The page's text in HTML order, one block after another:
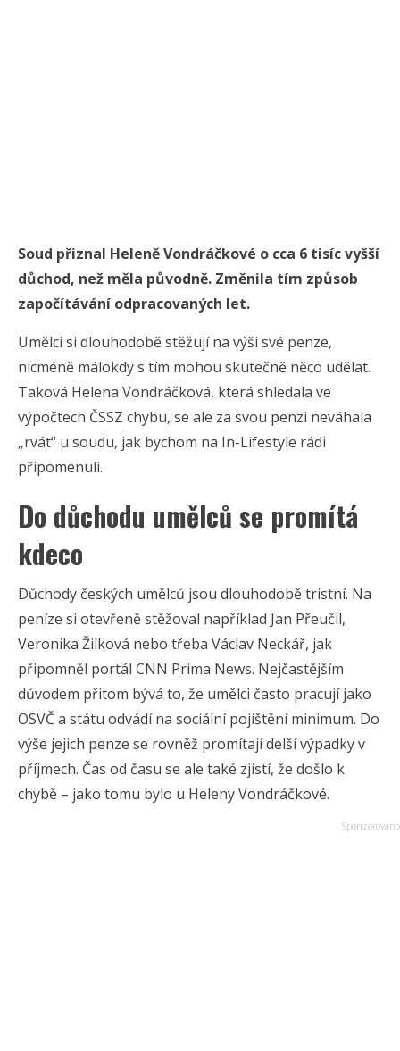
Soud přiznal Heleně Vondráčkové o cca 6 tisíc vyšší
důchod, než měla původně. Změnila tím způsob
započítávání odpracovaných let.
Umělci si dlouhodobě stěžují na výši své penze,
nicméně málokdy s tím mohou skutečně něco udělat.
Taková Helena Vondráčková, která shledala ve
výpočtech ČSSZ chybu, se ale za svou penzi neváhala
„rvát“ u soudu, jak bychom na In-Lifestyle rádi
připomenuli.
Do důchodu umělců se promítá
kdeco
Důchody českých umělců jsou dlouhodobě tristní. Na
peníze si otevřeně stěžoval například Jan Přeučil,
Veronika Žilková nebo třeba Václav Neckář, jak
připomněl portál CNN Prima News. Nejčastějším
důvodem přitom bývá to, že umělci často pracují jako
OSVČ a státu odvádí na sociální pojištění minimum. Do
výše jejich penze se rovněž promítají delší výpadky v
příjmech. Čas od času se ale také zjistí, že došlo k
chybě – jako tomu bylo u Heleny Vondráčkové.